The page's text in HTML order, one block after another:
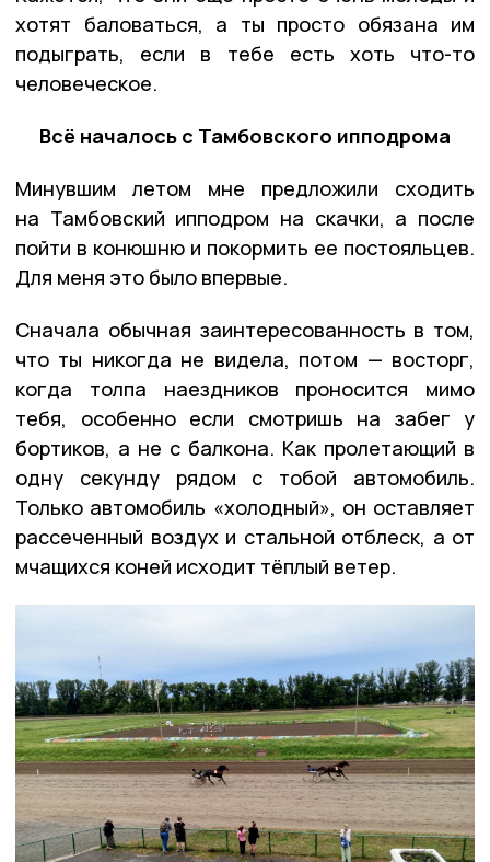
хотят баловаться, а ты просто обязана им
подыграть, если в тебе есть хоть что-то
человеческое.
Всё началось с Тамбовского ипподрома
Минувшим летом мне предложили сходить
на Тамбовский ипподром на скачки, а после
пойти в конюшню и покормить ее постояльцев.
Для меня это было впервые.
Сначала обычная заинтересованность в том,
что ты никогда не видела, потом — восторг,
когда толпа наездников проносится мимо
тебя, особенно если смотришь на забег у
бортиков, а не с балкона. Как пролетающий в
одну секунду рядом с тобой автомобиль.
Только автомобиль «холодный», он оставляет
рассеченный воздух и стальной отблеск, а от
мчащихся коней исходит тёплый ветер.